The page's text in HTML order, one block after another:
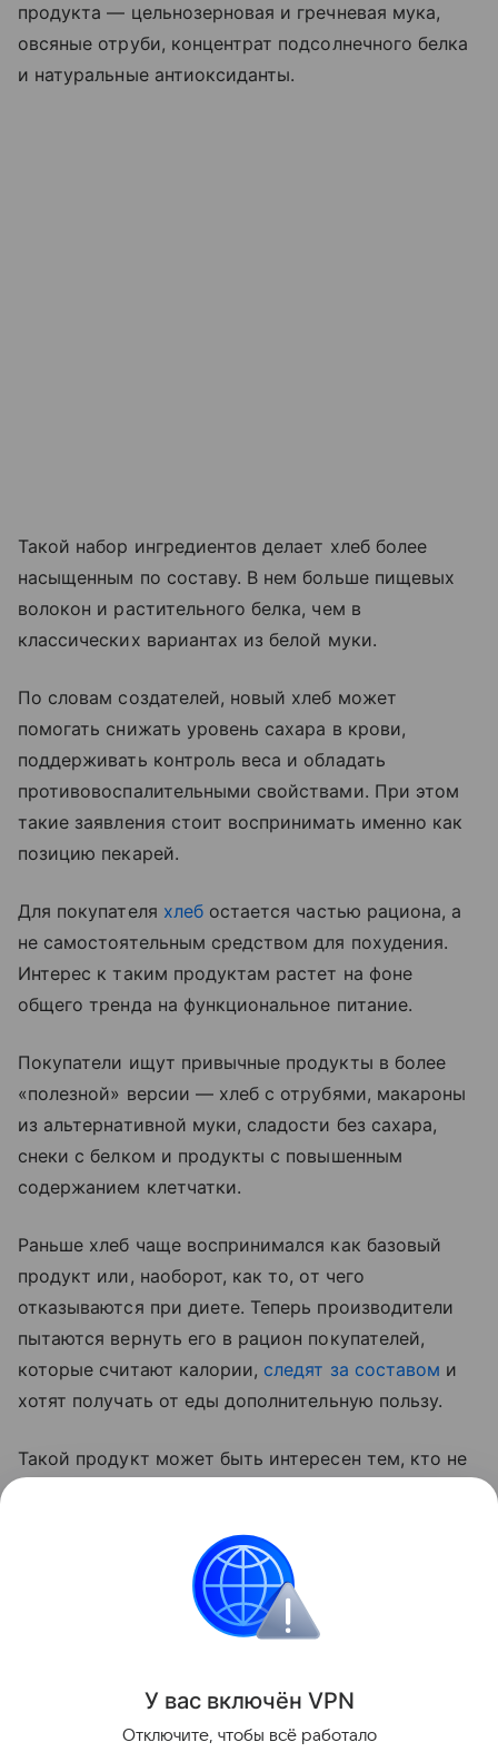
продукта — цельнозерновая и гречневая мука,
овсяные отруби, концентрат подсолнечного белка
и натуральные антиоксиданты.
Такой набор ингредиентов делает хлеб более
насыщенным по составу. В нем больше пищевых
волокон и растительного белка, чем в
классических вариантах из белой муки.
По словам создателей, новый хлеб может
помогать снижать уровень сахара в крови,
поддерживать контроль веса и обладать
противовоспалительными свойствами. При этом
такие заявления стоит воспринимать именно как
позицию пекарей.
Для покупателя хлебостается частью рациона, а
не самостоятельным средством для похудения.
Интерес к таким продуктам растет на фоне
общего тренда на функциональное питание.
Покупатели ищут привычные продукты в более
«полезной» версии — хлеб с отрубями, макароны
из альтернативной муки, сладости без сахара,
снеки с белком и продукты с повышенным
содержанием клетчатки.
Раньше хлеб чаще воспринимался как базовый
продукт или, наоборот, как то, от чего
отказываются при диете. Теперь производители
пытаются вернуть его в рацион покупателей,
которые считают калории, следят за составом и
хотят получать от еды дополнительную пользу.
Такой продукт может быть интересен тем, кто не
сытный вариант с цельнозерновой мукой,
отрубями и растительным белком.
У вас включён VPN
Отключите, чтобы всё работало